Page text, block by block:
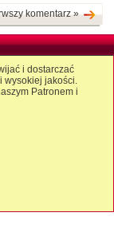
komentarz »
i dostarczać
wysokiej jakości.
Patronem i